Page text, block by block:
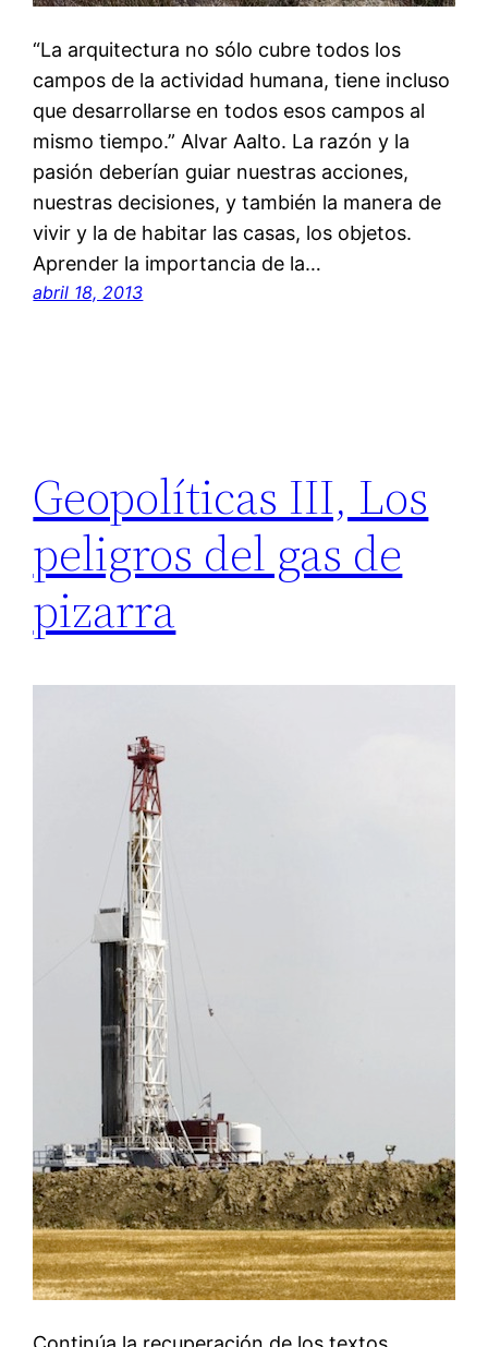
“La arquitectura no sólo cubre todos los
campos de la actividad humana, tiene incluso
que desarrollarse en todos esos campos al
mismo tiempo.” Alvar Aalto. La razón y la
pasión deberían guiar nuestras acciones,
nuestras decisiones, y también la manera de
vivir y la de habitar las casas, los objetos.
Aprender la importancia de la…
abril 18, 2013
Geopolíticas III, Los
peligros del gas de
pizarra